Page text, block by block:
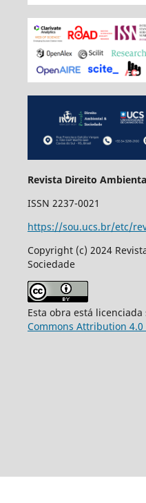
Revista Direito
ISSN 2237-0021
https://sou.ucs.br/etc/
Copyright (c) 2024
Sociedade
Esta obra está
Commons Attribution